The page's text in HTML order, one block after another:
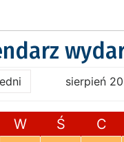
sierpień
W Ś C